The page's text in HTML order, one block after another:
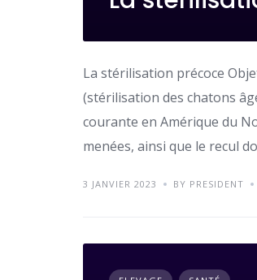
La stérilisation précoce
(stérilisation des chatons
courante en Amérique du
menées, ainsi que le recul
3 JANVIER 2023 BY PRESIDENT